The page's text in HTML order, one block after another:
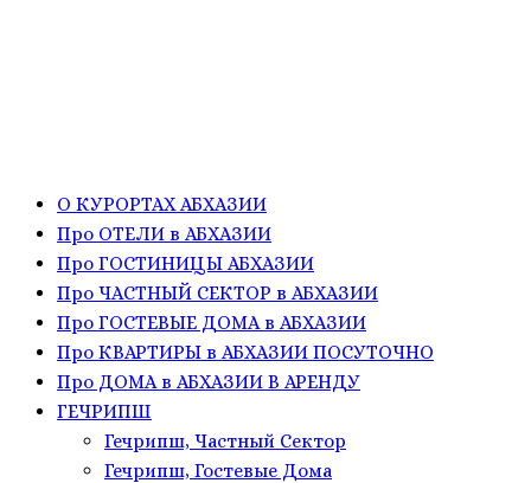
О КУРОРТАХ АБХАЗИИ
Про ОТЕЛИ в АБХАЗИИ
Про ГОСТИНИЦЫ АБХАЗИИ
Про ЧАСТНЫЙ СЕКТОР в АБХАЗИИ
Про ГОСТЕВЫЕ ДОМА в АБХАЗИИ
Про КВАРТИРЫ в АБХАЗИИ ПОСУТОЧНО
Про ДОМА в АБХАЗИИ В АРЕНДУ
ГЕЧРИПШ
Гечрипш, Частный Сектор
Гечрипш, Гостевые Дома